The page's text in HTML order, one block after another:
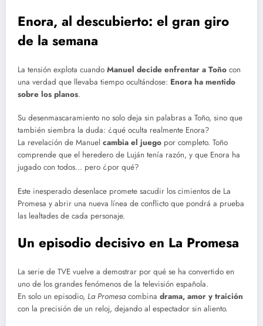
Enora, al descubierto: el gran giro
de la semana
La tensión explota cuando Manuel decide enfrentar a Toño con
una verdad que llevaba tiempo ocultándose: Enora ha mentido
sobre los planos.
Su desenmascaramiento no solo deja sin palabras a Toño, sino que
también siembra la duda: ¿qué oculta realmente Enora?
La revelación de Manuel cambia el juego por completo. Toño
comprende que el heredero de Luján tenía razón, y que Enora ha
jugado con todos… pero ¿por qué?
Este inesperado desenlace promete sacudir los cimientos de La
Promesa y abrir una nueva línea de conflicto que pondrá a prueba
las lealtades de cada personaje.
Un episodio decisivo en La Promesa
La serie de TVE vuelve a demostrar por qué se ha convertido en
uno de los grandes fenómenos de la televisión española.
En solo un episodio, La Promesacombina drama, amor y traición
con la precisión de un reloj, dejando al espectador sin aliento.